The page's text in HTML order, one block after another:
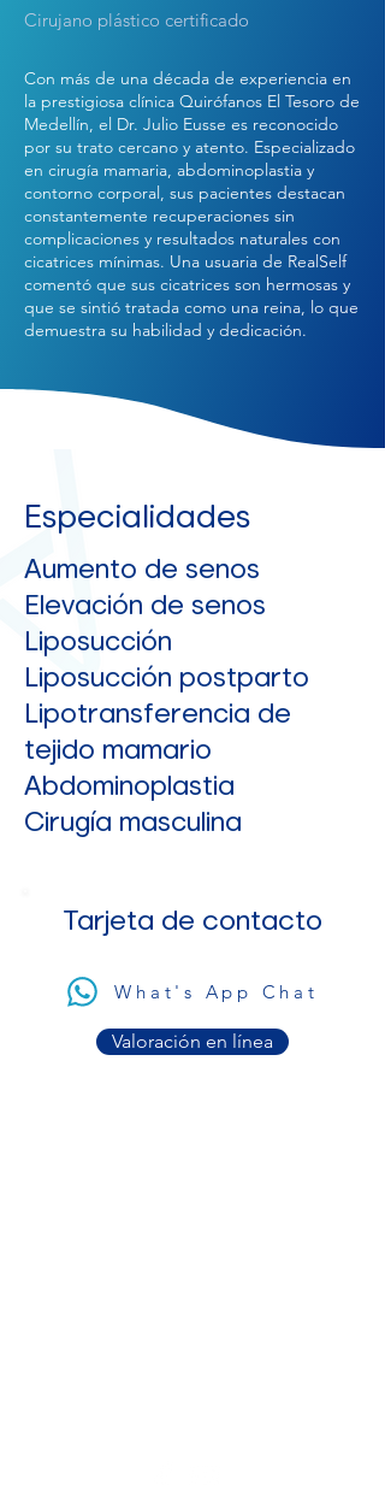
Cirujano plástico certificado
Con más de una década de experiencia en
la prestigiosa clínica Quirófanos El Tesoro de
Medellín, el Dr. Julio Eusse es reconocido
por su trato cercano y atento. Especializado
en cirugía mamaria, abdominoplastia y
contorno corporal, sus pacientes destacan
constantemente recuperaciones sin
complicaciones y resultados naturales con
cicatrices mínimas. Una usuaria de RealSelf
comentó que sus cicatrices son hermosas y
que se sintió tratada como una reina, lo que
demuestra su habilidad y dedicación.
Especialidades
Aumento de senos
Elevación de senos
Liposucción
Liposucción postparto
Lipotransferencia de
tejido mamario
Abdominoplastia
Cirugía masculina
Tarjeta de contacto
What's App Chat
Valoración en línea